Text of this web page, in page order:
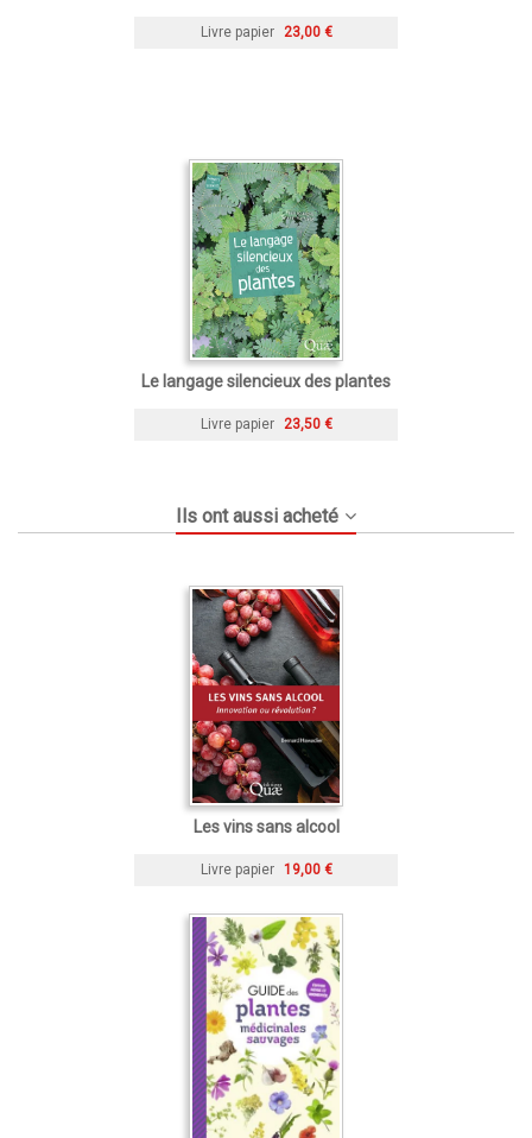
Livre papier 23,00 €
Le langage silencieux des plantes
Livre papier 23,50 €
Ils ont aussi acheté
Les vins sans alcool
Livre papier 19,00 €